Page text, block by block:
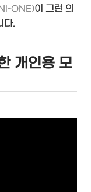
ONE)이 그런 의
다.
개인용 모